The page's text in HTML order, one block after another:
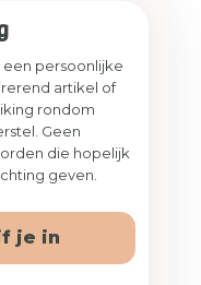
persoonlijke
artikel of
rondom
Geen
die hopelijk
geven.
je in